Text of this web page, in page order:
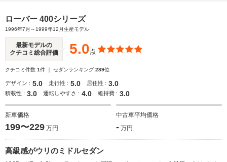
ローバー 400シリーズ
1996年7月～1999年12月生産モデル
最新モデルの
クチコミ総合評価
5.0点
クチコミ件数 1件 ｜ セダンランキング 289位
デザイン : 5.0 走行性 : 5.0 居住性 : 3.0
積載性 : 3.0 運転しやすさ : 4.0 維持費 : 3.0
新車価格
199〜229 万円
中古車平均価格
- 万円
高級感がウリのミドルセダン